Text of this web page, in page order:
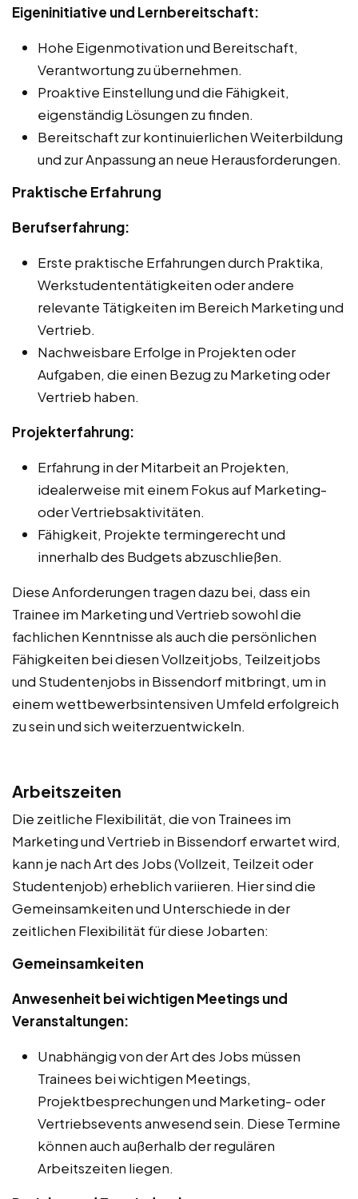
Eigeninitiative und Lernbereitschaft:
Hohe Eigenmotivation und Bereitschaft,
Verantwortung zu übernehmen.
Proaktive Einstellung und die Fähigkeit,
eigenständig Lösungen zu finden.
Bereitschaft zur kontinuierlichen Weiterbildung
und zur Anpassung an neue Herausforderungen.
Praktische Erfahrung
Berufserfahrung:
Erste praktische Erfahrungen durch Praktika,
Werkstudententätigkeiten oder andere
relevante Tätigkeiten im Bereich Marketing und
Vertrieb.
Nachweisbare Erfolge in Projekten oder
Aufgaben, die einen Bezug zu Marketing oder
Vertrieb haben.
Projekterfahrung:
Erfahrung in der Mitarbeit an Projekten,
idealerweise mit einem Fokus auf Marketing-
oder Vertriebsaktivitäten.
Fähigkeit, Projekte termingerecht und
innerhalb des Budgets abzuschließen.
Diese Anforderungen tragen dazu bei, dass ein
Trainee im Marketing und Vertrieb sowohl die
fachlichen Kenntnisse als auch die persönlichen
Fähigkeiten bei diesen Vollzeitjobs, Teilzeitjobs
und Studentenjobs in Bissendorf mitbringt, um in
einem wettbewerbsintensiven Umfeld erfolgreich
zu sein und sich weiterzuentwickeln.
Arbeitszeiten
Die zeitliche Flexibilität, die von Trainees im
Marketing und Vertrieb in Bissendorf erwartet wird,
kann je nach Art des Jobs (Vollzeit, Teilzeit oder
Studentenjob) erheblich variieren. Hier sind die
Gemeinsamkeiten und Unterschiede in der
zeitlichen Flexibilität für diese Jobarten:
Gemeinsamkeiten
Anwesenheit bei wichtigen Meetings und
Veranstaltungen:
Unabhängig von der Art des Jobs müssen
Trainees bei wichtigen Meetings,
Projektbesprechungen und Marketing- oder
Vertriebsevents anwesend sein. Diese Termine
können auch außerhalb der regulären
Arbeitszeiten liegen.